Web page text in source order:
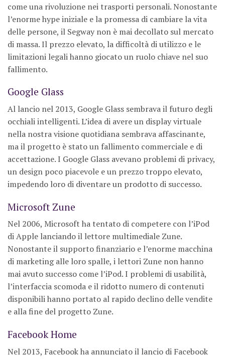
come una rivoluzione nei trasporti personali. Nonostante
l’enorme hype iniziale e la promessa di cambiare la vita
delle persone, il Segway non è mai decollato sul mercato
di massa. Il prezzo elevato, la difficoltà di utilizzo e le
limitazioni legali hanno giocato un ruolo chiave nel suo
fallimento.
Google Glass
Al lancio nel 2013, Google Glass sembrava il futuro degli
occhiali intelligenti. L’idea di avere un display virtuale
nella nostra visione quotidiana sembrava affascinante,
ma il progetto è stato un fallimento commerciale e di
accettazione. I Google Glass avevano problemi di privacy,
un design poco piacevole e un prezzo troppo elevato,
impedendo loro di diventare un prodotto di successo.
Microsoft Zune
Nel 2006, Microsoft ha tentato di competere con l’iPod
di Apple lanciando il lettore multimediale Zune.
Nonostante il supporto finanziario e l’enorme macchina
di marketing alle loro spalle, i lettori Zune non hanno
mai avuto successo come l’iPod. I problemi di usabilità,
l’interfaccia scomoda e il ridotto numero di contenuti
disponibili hanno portato al rapido declino delle vendite
e alla fine del progetto Zune.
Facebook Home
Nel 2013, Facebook ha annunciato il lancio di Facebook